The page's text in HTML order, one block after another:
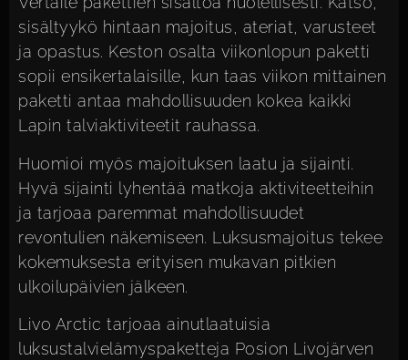
sisältyykö hintaan majoitus, ateriat, varusteet
ja opastus. Keston osalta viikonlopun paketti
sopii ensikertalaisille, kun taas viikon mittainen
paketti antaa mahdollisuuden kokea kaikki
Lapin talviaktiviteetit rauhassa.
Huomioi myös majoituksen laatu ja sijainti.
Hyvä sijainti lyhentää matkoja aktiviteetteihin
ja tarjoaa paremmat mahdollisuudet
revontulien näkemiseen. Luksusmajoitus tekee
kokemuksesta erityisen mukavan pitkien
ulkoilupäivien jälkeen.
Livo Arctic tarjoaa ainutlaatuisia
luksustalvielämyspaketteja Posion Livojärven